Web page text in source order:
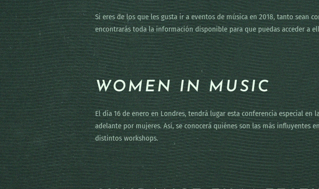
Si eres de los que les gusta ir a eventos de música en 2018, tanto sean
encontrarás toda la información disponible para que puedas acceder a
WOMEN IN MUSIC
El día 16 de enero en Londres, tendrá lugar esta conferencia especial
adelante por mujeres. Así, se conocerá quiénes son las más
distintos workshops.